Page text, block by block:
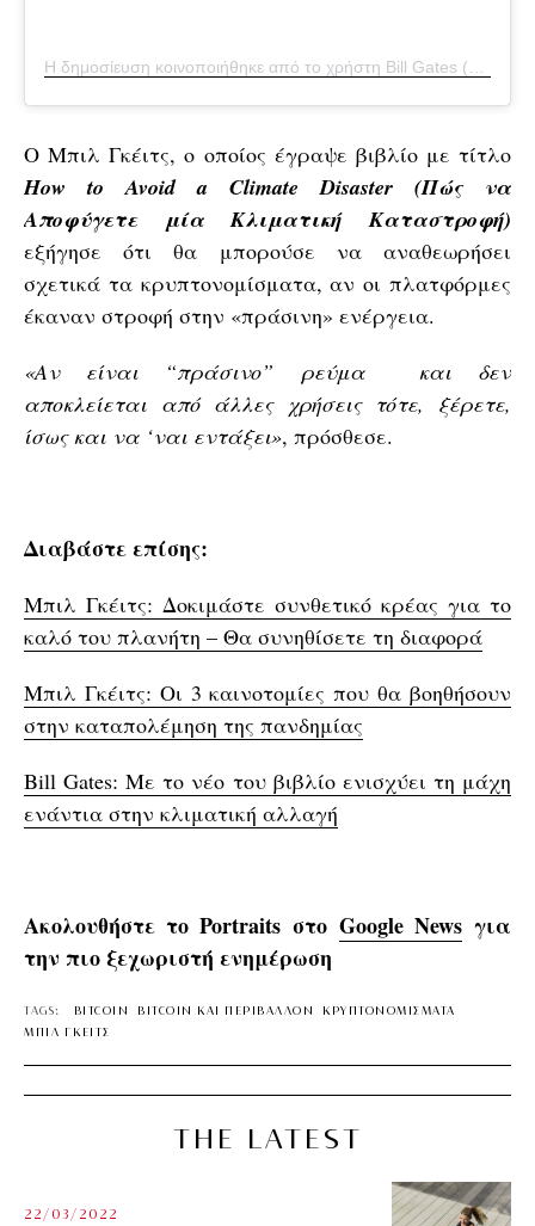
Ο Μπιλ Γκέιτς, ο οποίος έγραψε βιβλίο με τίτλο
How to Avoid a Climate Disaster (Πώς να
Αποφύγετε μία Κλιματική Καταστροφή)
εξήγησε ότι θα μπορούσε να αναθεωρήσει
σχετικά τα κρυπτονομίσματα, αν οι πλατφόρμες
έκαναν στροφή στην «πράσινη» ενέργεια.
«Αν είναι “πράσινο” ρεύμα και δεν
αποκλείεται από άλλες χρήσεις τότε, ξέρετε,
ίσως και να ‘ναι εντάξει», πρόσθεσε.
Διαβάστε επίσης:
Μπιλ Γκέιτς: Δοκιμάστε συνθετικό κρέας για το
καλό του πλανήτη – Θα συνηθίσετε τη διαφορά
Μπιλ Γκέιτς: Οι 3 καινοτομίες που θα βοηθήσουν
στην καταπολέμηση της πανδημίας
Bill Gates: Με το νέο του βιβλίο ενισχύει τη μάχη
ενάντια στην κλιματική αλλαγή
Ακολουθήστε το Portraits στο Google Newsγια
την πιο ξεχωριστή ενημέρωση
TAGS: BITCOIN BITCOIN ΚΑΙ ΠΕΡΙΒΑΛΛΟΝ
ΚΡΥΠΤΟΝΟΜΙΣΜΑΤΑ
ΜΠΙΛ ΓΚΕΙΤΣ
THE LATEST
22/03/2022